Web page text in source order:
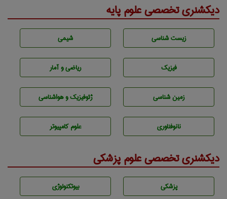
دیکشنری تخصصی علوم پایه
زيست شناسی شيمی
فیزیک ریاضی و آمار
زمين شناسی ژئوفيزيك و هواشناسی
نانوفناوری علوم کامپیوتر
دیکشنری تخصصی علوم پزشکی
پزشكی بيوتكنولوژی